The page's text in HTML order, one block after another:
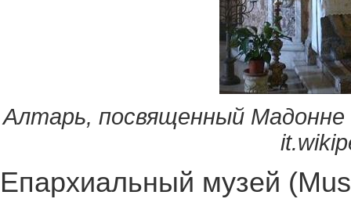
Алтарь, посвященный Мадонне
it.
Епархиальный музей